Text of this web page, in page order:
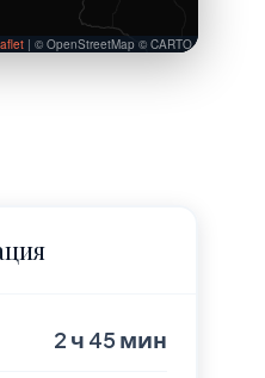
| © OpenStreetMap © CARTO
2 ч 45 мин